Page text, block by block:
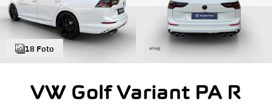
18 Foto
VW Golf Variant PA R